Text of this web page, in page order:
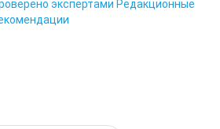
экспертами Редакционные